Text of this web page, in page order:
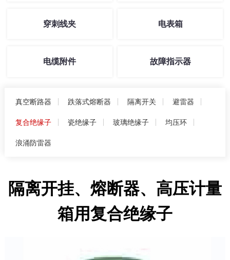
穿刺线夹 电表箱
电缆附件 故障指示器
真空断路器 跌落式熔断器 隔离开关 避雷器
复合绝缘子 瓷绝缘子 玻璃绝缘子 均压环
浪涌防雷器
隔离开挂、熔断器、高压计量
箱用复合绝缘子